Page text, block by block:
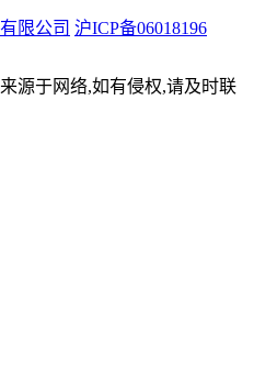
限公司 沪ICP备06018196
源于网络,如有侵权,请及时联